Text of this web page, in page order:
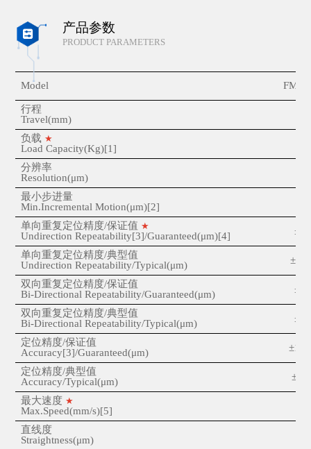
 产品参数
PRODUCT PARAMETERS
Model
行程
Travel(mm)
负载 ★
Load Capacity(Kg)[1]
分辨率
Resolution(μm)
最小步进量
Min.Incremental Motion(μm)[2]
单向重复定位精度/保证值 ★
Undirection Repeatability[3]/Guaranteed(μm)[4]
±1
单向重复定位精度/典型值
Undirection Repeatability/Typical(μm)
双向重复定位精度/保证值
Bi-Directional Repeatability/Guaranteed(μm)
±2
双向重复定位精度/典型值
Bi-Directional Repeatability/Typical(μm)
±1
定位精度/保证值
Accuracy[3]/Guaranteed(μm)
±10
定位精度/典型值
Accuracy/Typical(μm)
±5
最大速度 ★
Max.Speed(mm/s)[5]
直线度
Straightness(μm)